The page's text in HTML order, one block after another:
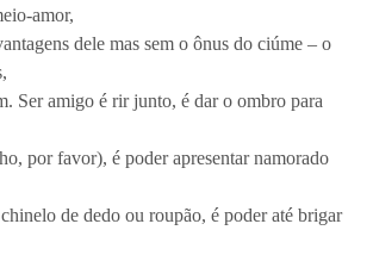
amor,
dele mas sem o ônus do ciúme – o
Ser amigo é rir junto, é dar o ombro para
por favor), é poder apresentar namorado
de dedo ou roupão, é poder até brigar